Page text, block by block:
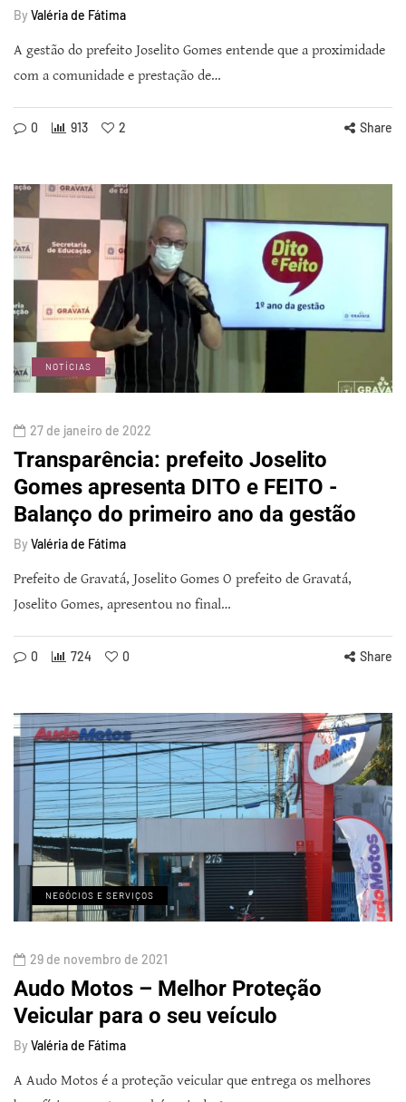
By Valéria de Fátima
A gestão do prefeito Joselito Gomes entende que a proximidade
com a comunidade e prestação de…
0 913 2 Share
NOTÍCIAS
27 de janeiro de 2022
Transparência: prefeito Joselito
Gomes apresenta DITO e FEITO -
Balanço do primeiro ano da gestão
By Valéria de Fátima
Prefeito de Gravatá, Joselito Gomes O prefeito de Gravatá,
Joselito Gomes, apresentou no final…
0 724 0 Share
NEGÓCIOS E SERVIÇOS
29 de novembro de 2021
Audo Motos – Melhor Proteção
Veicular para o seu veículo
By Valéria de Fátima
A Audo Motos é a proteção veicular que entrega os melhores